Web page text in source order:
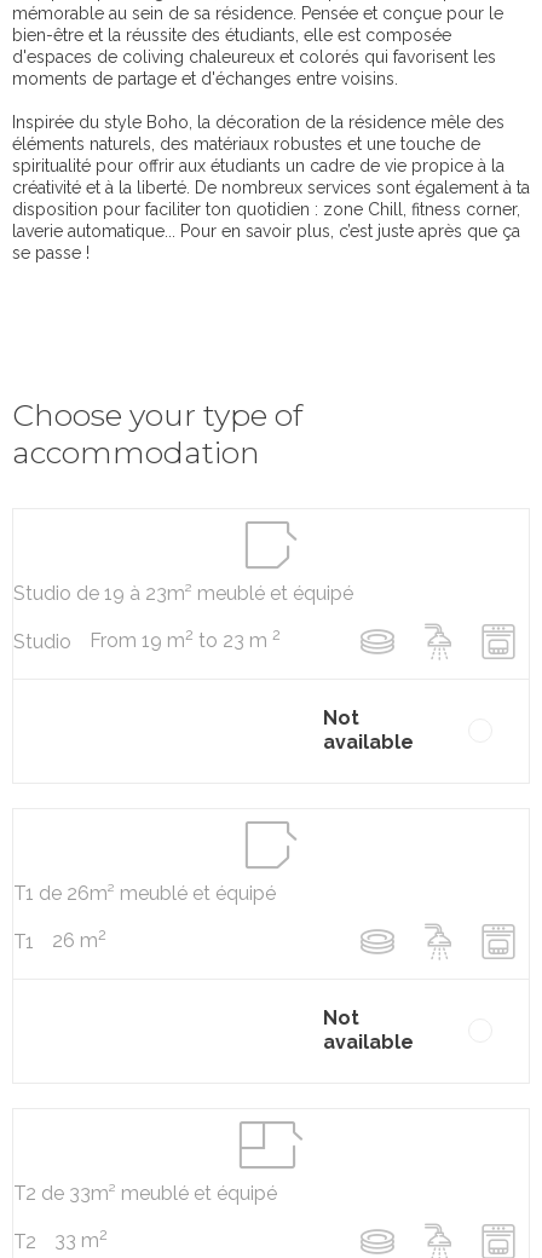
mémorable au sein de sa résidence. Pensée et conçue pour le
bien-être et la réussite des étudiants, elle est composée
d'espaces de coliving chaleureux et colorés qui favorisent les
moments de partage et d'échanges entre voisins.
Inspirée du style Boho, la décoration de la résidence mêle des
éléments naturels, des matériaux robustes et une touche de
spiritualité pour offrir aux étudiants un cadre de vie propice à la
créativité et à la liberté. De nombreux services sont également à ta
disposition pour faciliter ton quotidien : zone Chill, fitness corner,
laverie automatique... Pour en savoir plus, c’est juste après que ça
se passe !
Choose your type of
accommodation
Studio de 19 à 23m² meublé et équipé
Studio From 19 m2 to 23 m 2
Not
available
T1 de 26m² meublé et équipé
T1 26 m2
Not
available
T2 de 33m² meublé et équipé
T2 33 m2